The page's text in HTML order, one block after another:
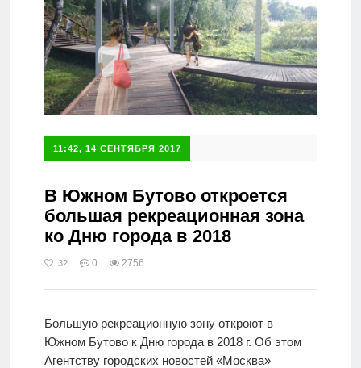
11:42, 14 СЕНТЯБРЯ 2017
В Южном Бутово откроется
большая рекреационная зона
ко Дню города в 2018
32 0 2756
Большую рекреационную зону откроют в
Южном Бутово к Дню города в 2018 г. Об этом
Агентству городских новостей «Москва»